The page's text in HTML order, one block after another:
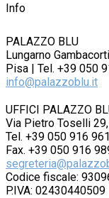
Info
PALAZZO BLU
Lungarno
Pisa | Tel. +39 050
info@palazzoblu.it
UFFICI PALAZZO
Via Pietro Toselli
Tel. +39 050 916 961
Fax. +39 050 916
Codice fiscale:
P.IVA: 02430440509